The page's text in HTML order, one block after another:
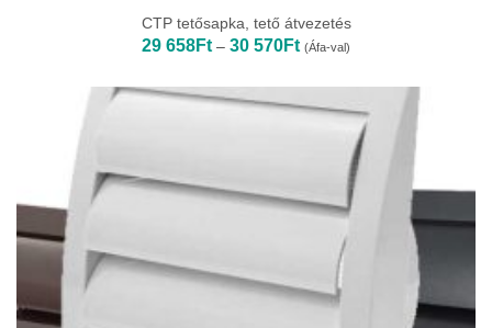
CTP tetősapka, tető átvezetés
29 658Ft – 30 570FtÁrtartomány:
29
-
570Ft
(Áfa-val)